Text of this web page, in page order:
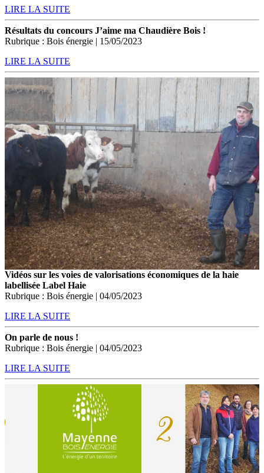
LIRE LA SUITE
Résultats du concours J’aime ma Chaudière Bois !
Rubrique : Bois énergie | 15/05/2023
LIRE LA SUITE
Vidéos sur les voies de valorisations économiques de la haie
labellisée Label Haie
Rubrique : Bois énergie | 04/05/2023
LIRE LA SUITE
On parle de nous !
Rubrique : Bois énergie | 04/05/2023
LIRE LA SUITE